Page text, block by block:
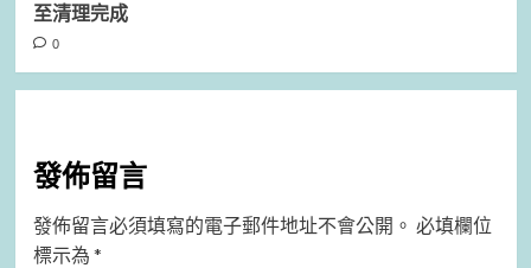
至清理完成
0
發佈留言
發佈留言必須填寫的電子郵件地址不會公開。 必填欄位
標示為 *